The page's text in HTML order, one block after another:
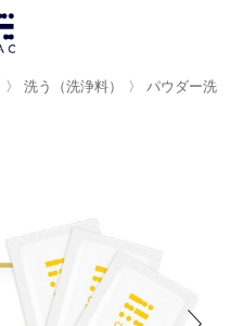
〉 洗う（洗浄料） 〉 パウダー洗浄